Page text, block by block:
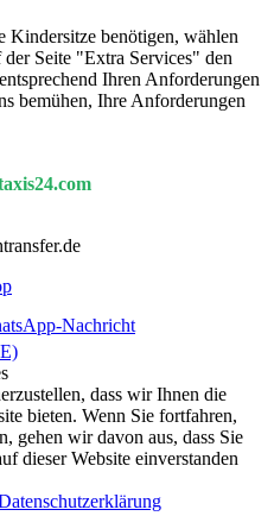
Kindersitze benötigen, wählen
Seite "Extra Services" den
Ihren Anforderungen
bemühen, Ihre Anforderungen
Nachricht
dass wir Ihnen die
bieten. Wenn Sie fortfahren,
gehen wir davon aus, dass Sie
dieser Website einverstanden